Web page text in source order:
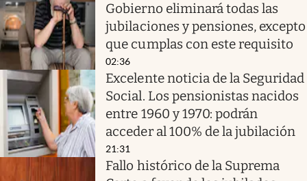
Gobierno eliminará todas las
jubilaciones y pensiones, excepto
que cumplas con este requisito
02:36
Excelente noticia de la Seguridad
Social. Los pensionistas nacidos
entre 1960 y 1970: podrán
acceder al 100% de la jubilación
21:31
Fallo histórico de la Suprema